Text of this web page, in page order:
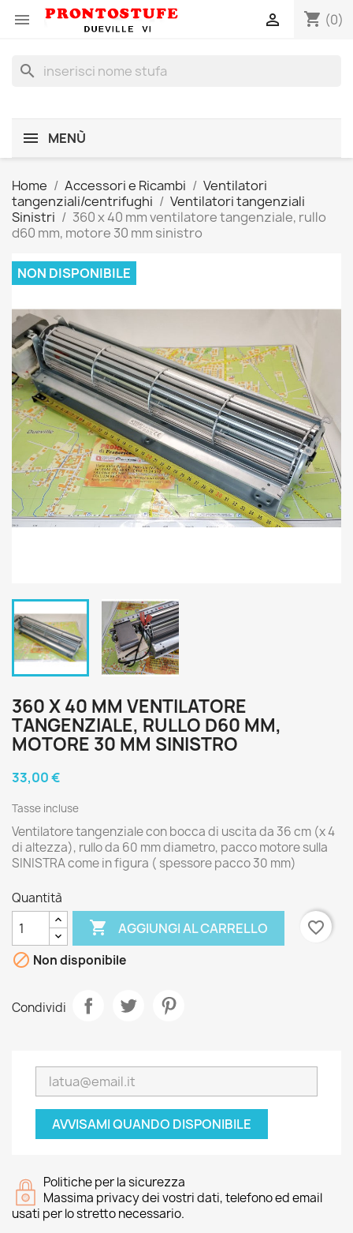
 shopping_cart (0)

search
MENÙ
Home Accessori e Ricambi
Ventilatori
tangenziali/centrifughi
Ventilatori tangenziali
Sinistri
360 x 40 mm ventilatore tangenziale, rullo
d60 mm, motore 30 mm sinistro
NON DISPONIBILE
360 X 40 MM VENTILATORE
TANGENZIALE, RULLO D60 MM,
MOTORE 30 MM SINISTRO
33,00 €
Tasse incluse
Ventilatore tangenziale con bocca di uscita da 36 cm (x 4
di altezza), rullo da 60 mm diametro, pacco motore sulla
SINISTRA come in figura ( spessore pacco 30 mm)
Quantità
 AGGIUNGI AL CARRELLO
favorite_border
 Non disponibile
Condividi
AVVISAMI QUANDO DISPONIBILE
Politiche per la sicurezza
Massima privacy dei vostri dati, telefono ed email
usati per lo stretto necessario.